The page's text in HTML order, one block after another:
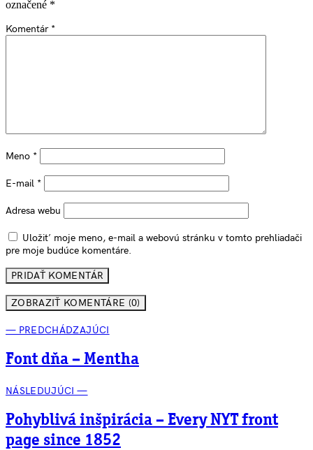
označené *
Komentár *
Meno *
E-mail *
Adresa webu
Uložiť moje meno, e-mail a webovú stránku v tomto prehliadači
pre moje budúce komentáre.
ZOBRAZIŤ KOMENTÁRE (0)
— PREDCHÁDZAJÚCI
Font dňa – Mentha
NÁSLEDUJÚCI —
Pohyblivá inšpirácia – Every NYT front
page since 1852